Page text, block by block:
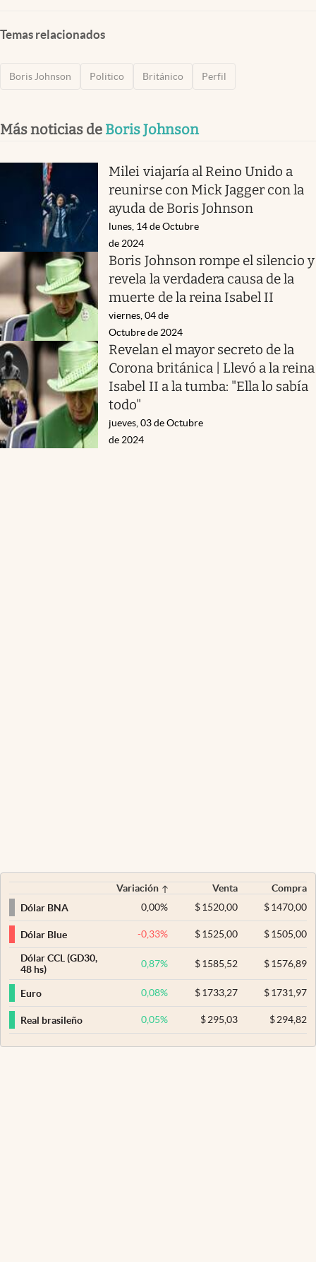
Temas relacionados
Boris Johnson Politico Británico Perfil
Más noticias de Boris Johnson
Milei viajaría al Reino Unido a
reunirse con Mick Jagger con la
ayuda de Boris Johnson
lunes, 14 de Octubre
de 2024
Boris Johnson rompe el silencio y
revela la verdadera causa de la
muerte de la reina Isabel II
viernes, 04 de
Octubre de 2024
Revelan el mayor secreto de la
Corona británica | Llevó a la reina
Isabel II a la tumba: "Ella lo sabía
todo"
jueves, 03 de Octubre
de 2024
Variación Venta
Compra
Dólar BNA
0,00% $ 1520,00 $1470,00
Dólar Blue -0,33% $ 1525,00 $1505,00
Dólar CCL (GD30,
48 hs)
0,87% $ 1585,52 $1576,89
Euro 0,08% $ 1733,27 $1731,97
Real brasileño 0,05% $295,03 $294,82